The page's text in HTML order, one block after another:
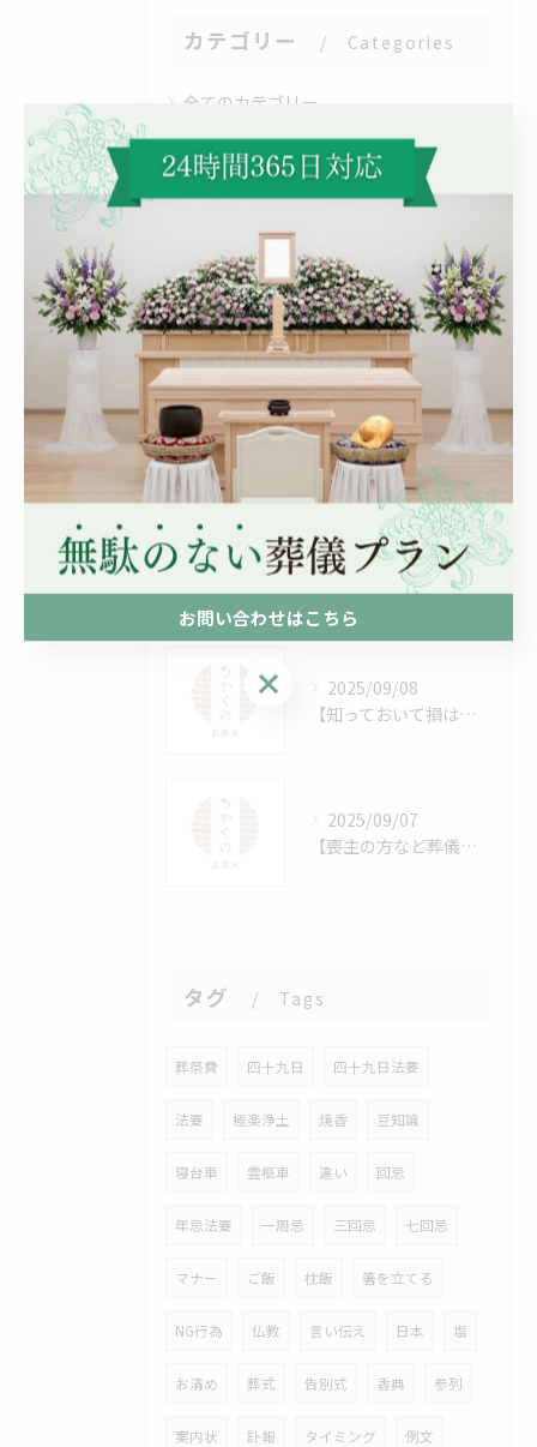
カテゴリー Categories
全てのカテゴリー
家族葬
火葬
相談
一日葬
最近の投稿
Recent
Posts
2025/09/09
【知っておいて損はない！】葬儀で数珠をつける意味とは？仏教的な由来とマナー、宗派ごとの違いを解説！
2025/09/08
【知っておいて損はない！】手水とは？神社参拝前に行う清めの作法とその意味！
2025/09/07
【喪主の方など葬儀を行う方必見！】樹木葬の費用相場はいくら？メリット・注意点も紹介！
タグ Tags
葬祭費 四十九日 四十九日法要
法要 極楽浄土 焼香 豆知識
寝台車 霊柩車 違い 回忌
年忌法要 一周忌 三回忌 七回忌
マナー ご飯 枕飯 箸を立てる
NG行為 仏教 言い伝え 日本 塩
お清め 葬式 告別式 香典 参列
案内状 訃報 タイミング 例文
お問い合わせはこちら
お問い合わせはこちら